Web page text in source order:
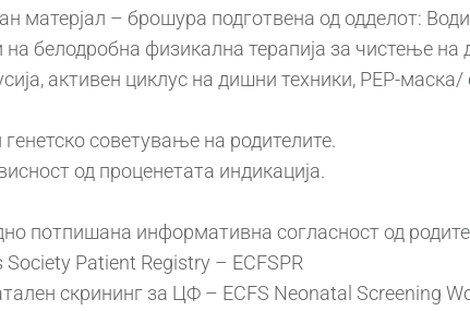
матерјал – брошура подготвена од одделот:
белодробна физикална терапија за чистење
активен циклус на дишни техники, PEP-
советување на родителите.
од проценетата индикација.
потпишана информативна согласност од
Patient Registry – ECFSPR
скрининг за ЦФ – ECFS Neonatal Screening